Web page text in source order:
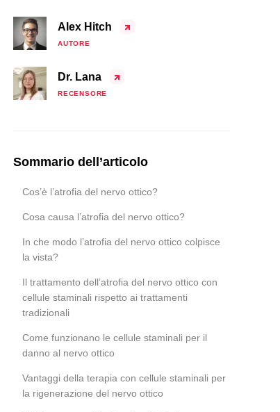
Alex Hitch
AUTORE
Dr. Lana
RECENSORE
Sommario dell’articolo
Cos’è l’atrofia del nervo ottico?
Cosa causa l’atrofia del nervo ottico?
In che modo l’atrofia del nervo ottico colpisce
la vista?
Il trattamento dell’atrofia del nervo ottico con
cellule staminali rispetto ai trattamenti
tradizionali
Come funzionano le cellule staminali per il
danno al nervo ottico
Vantaggi della terapia con cellule staminali per
la rigenerazione del nervo ottico